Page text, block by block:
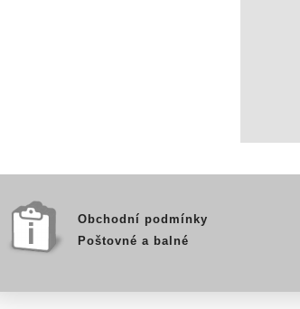
Obchodní podmínky
Poštovné a balné